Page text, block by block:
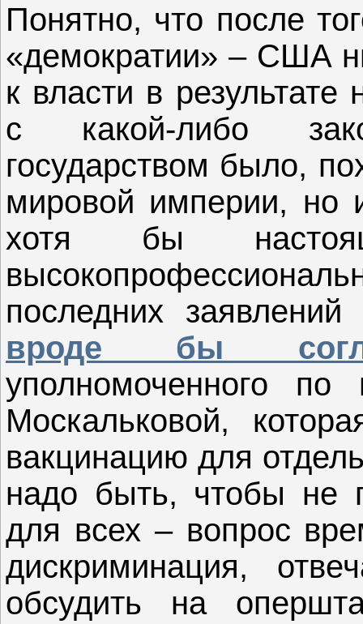
Понятно, что после
«демократии» – США
к власти в
с какой-либо
государством было,
мировой империи, но
хотя бы
последних
вроде бы
уполномоченного по
Москальковой,
вакцинацию для
надо быть, чтобы не
для всех – вопрос
дискриминация,
обсудить на